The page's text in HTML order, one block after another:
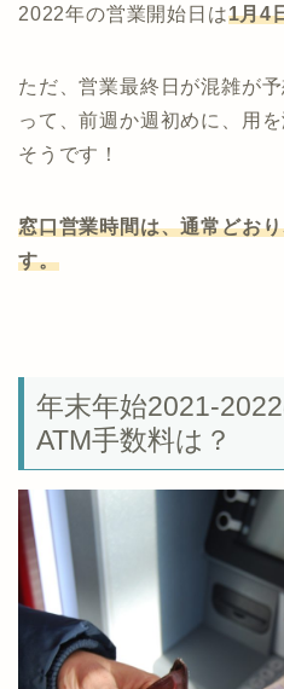
2022年の営業開始日は1月4
ただ、営業最終日が混雑が
って、前週か週初めに、用
そうです！
窓口営業時間は、通常どお
す。
年末年始2021-
ATM手数料は？